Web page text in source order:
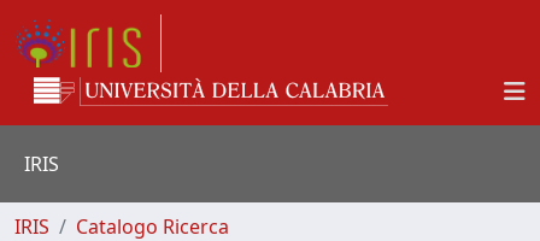
IRIS
IRIS
Catalogo Ricerca